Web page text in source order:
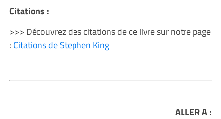
Citations :
>>> Découvrez des citations de ce livre sur notre page
: Citations de Stephen King
ALLER A :